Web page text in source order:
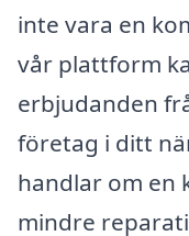
inte vara en
vår plattform
erbjudanden
företag i ditt
handlar om en
mindre